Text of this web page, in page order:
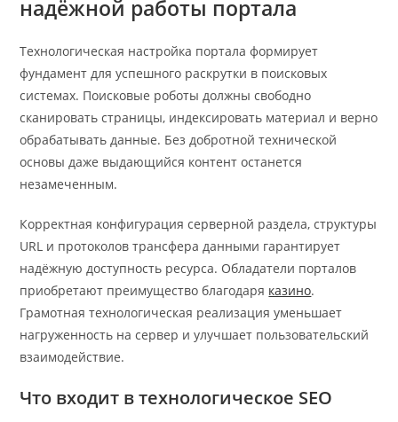
надёжной работы портала
Технологическая настройка портала формирует
фундамент для успешного раскрутки в поисковых
системах. Поисковые роботы должны свободно
сканировать страницы, индексировать материал и верно
обрабатывать данные. Без добротной технической
основы даже выдающийся контент останется
незамеченным.
Корректная конфигурация серверной раздела, структуры
URL и протоколов трансфера данными гарантирует
надёжную доступность ресурса. Обладатели порталов
приобретают преимущество благодаря казино.
Грамотная технологическая реализация уменьшает
нагруженность на сервер и улучшает пользовательский
взаимодействие.
Что входит в технологическое SEO